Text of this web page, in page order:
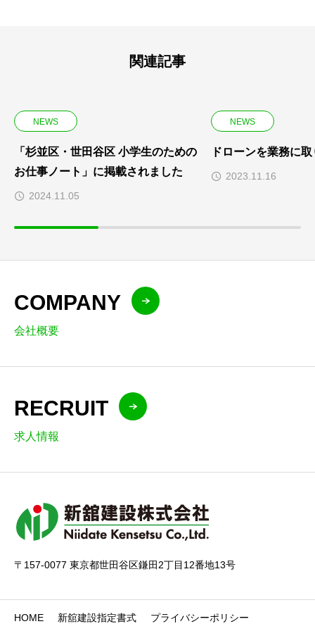
関連記事
NEWS
「杉並区・世田谷区 小学生のための
お仕事ノート」に掲載されました
2024.11.05
NEWS
ドローンを業務に
2023.11.16
COMPANY
会社概要
RECRUIT
求人情報
〒157-0077 東京都世田谷区鎌田2丁目12番地13号
HOME 新舘建設指定書式 プライバシーポリシー